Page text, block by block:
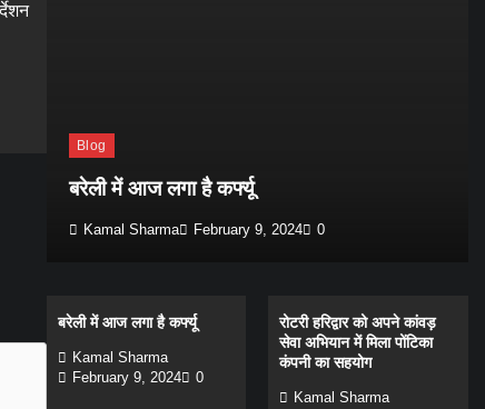
Blog
बरेली में आज लगा है कर्फ्यू
Kamal Sharma February 9, 2024 0
बरेली में आज लगा है कर्फ्यू
Kamal Sharma
February 9, 2024
0
रोटरी हरिद्वार को अपने कांवड़
सेवा अभियान में मिला पोंटिका
कंपनी का सहयोग
Kamal Sharma